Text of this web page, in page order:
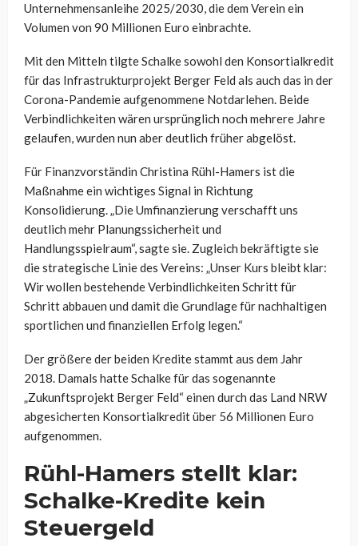
Unternehmensanleihe 2025/2030, die dem Verein ein
Volumen von 90 Millionen Euro einbrachte.
Mit den Mitteln tilgte Schalke sowohl den Konsortialkredit
für das Infrastrukturprojekt Berger Feld als auch das in der
Corona-Pandemie aufgenommene Notdarlehen. Beide
Verbindlichkeiten wären ursprünglich noch mehrere Jahre
gelaufen, wurden nun aber deutlich früher abgelöst.
Für Finanzvorständin Christina Rühl-Hamers ist die
Maßnahme ein wichtiges Signal in Richtung
Konsolidierung. „Die Umfinanzierung verschafft uns
deutlich mehr Planungssicherheit und
Handlungsspielraum“, sagte sie. Zugleich bekräftigte sie
die strategische Linie des Vereins: „Unser Kurs bleibt klar:
Wir wollen bestehende Verbindlichkeiten Schritt für
Schritt abbauen und damit die Grundlage für nachhaltigen
sportlichen und finanziellen Erfolg legen.“
Der größere der beiden Kredite stammt aus dem Jahr
2018. Damals hatte Schalke für das sogenannte
„Zukunftsprojekt Berger Feld“ einen durch das Land NRW
abgesicherten Konsortialkredit über 56 Millionen Euro
aufgenommen.
Rühl-Hamers stellt klar:
Schalke-Kredite kein
Steuergeld